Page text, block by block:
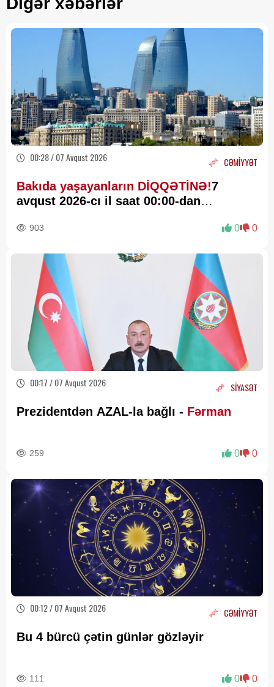
00:28 / 07 Avqust 2026 CƏMİYYƏT
Bakıda yaşayanların DİQQƏTİNƏ!7
avqust 2026-cı il saat 00:00-dan
903 0 0
00:17 / 07 Avqust 2026 SİYASƏT
Prezidentdən AZAL-la bağlı - Fərman
259 0 0
00:12 / 07 Avqust 2026 CƏMİYYƏT
Bu 4 bürcü çətin günlər gözləyir
111 0 0